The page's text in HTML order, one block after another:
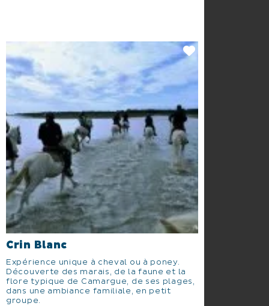
Crin Blanc
Expérience unique à cheval ou à poney.
Découverte des marais, de la faune et la
flore typique de Camargue, de ses plages,
dans une ambiance familiale, en petit
groupe.